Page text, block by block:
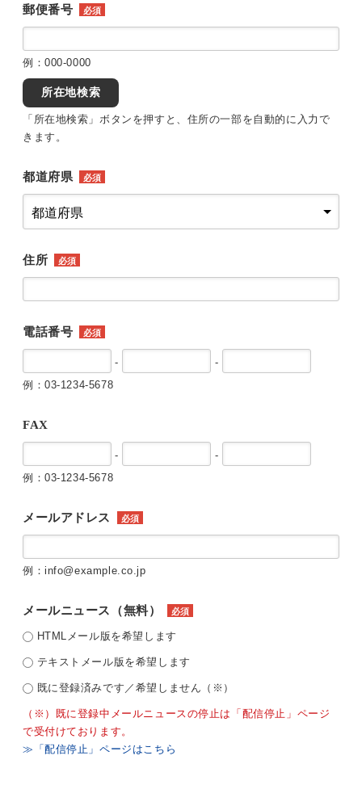
郵便番号 必須
例：000-0000
所在地検索
「所在地検索」ボタンを押すと、住所の一部を自動的に入力で
きます。
都道府県 必須
住所 必須
電話番号 必須
-
-
例：03-1234-5678
FAX
-
-
例：03-1234-5678
メールアドレス 必須
例：info@example.co.jp
メールニュース（無料） 必須
HTMLメール版を希望します
テキストメール版を希望します
既に登録済みです／希望しません（※）
（※）既に登録中メールニュースの停止は「配信停止」ページ
で受付けております。
≫「配信停止」ページはこちら